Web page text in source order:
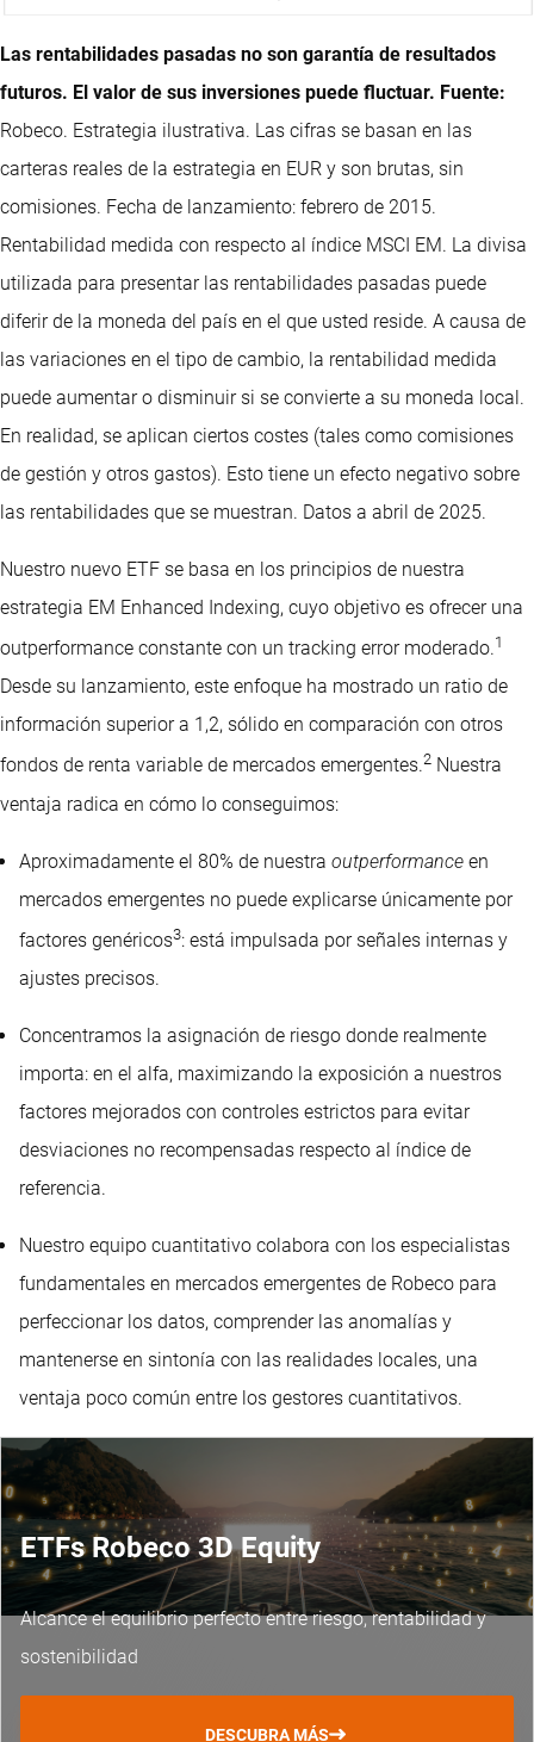
Las rentabilidades pasadas no son garantía de resultados
futuros. El valor de sus inversiones puede fluctuar. Fuente:
Robeco. Estrategia ilustrativa. Las cifras se basan en las
carteras reales de la estrategia en EUR y son brutas, sin
comisiones. Fecha de lanzamiento: febrero de 2015.
Rentabilidad medida con respecto al índice MSCI EM. La divisa
utilizada para presentar las rentabilidades pasadas puede
diferir de la moneda del país en el que usted reside. A causa de
las variaciones en el tipo de cambio, la rentabilidad medida
puede aumentar o disminuir si se convierte a su moneda local.
En realidad, se aplican ciertos costes (tales como comisiones
de gestión y otros gastos). Esto tiene un efecto negativo sobre
las rentabilidades que se muestran. Datos a abril de 2025.
Nuestro nuevo ETF se basa en los principios de nuestra
estrategia EM Enhanced Indexing, cuyo objetivo es ofrecer una
outperformance constante con un tracking error moderado.1
Desde su lanzamiento, este enfoque ha mostrado un ratio de
información superior a 1,2, sólido en comparación con otros
fondos de renta variable de mercados emergentes.2 Nuestra
ventaja radica en cómo lo conseguimos:
Aproximadamente el 80% de nuestra outperformance en
mercados emergentes no puede explicarse únicamente por
factores genéricos3: está impulsada por señales internas y
ajustes precisos.
Concentramos la asignación de riesgo donde realmente
importa: en el alfa, maximizando la exposición a nuestros
factores mejorados con controles estrictos para evitar
desviaciones no recompensadas respecto al índice de
referencia.
Nuestro equipo cuantitativo colabora con los especialistas
fundamentales en mercados emergentes de Robeco para
perfeccionar los datos, comprender las anomalías y
mantenerse en sintonía con las realidades locales, una
ventaja poco común entre los gestores cuantitativos.
ETFs Robeco 3D Equity
Alcance el equilibrio perfecto entre riesgo, rentabilidad y
sostenibilidad
DESCUBRA MÁS